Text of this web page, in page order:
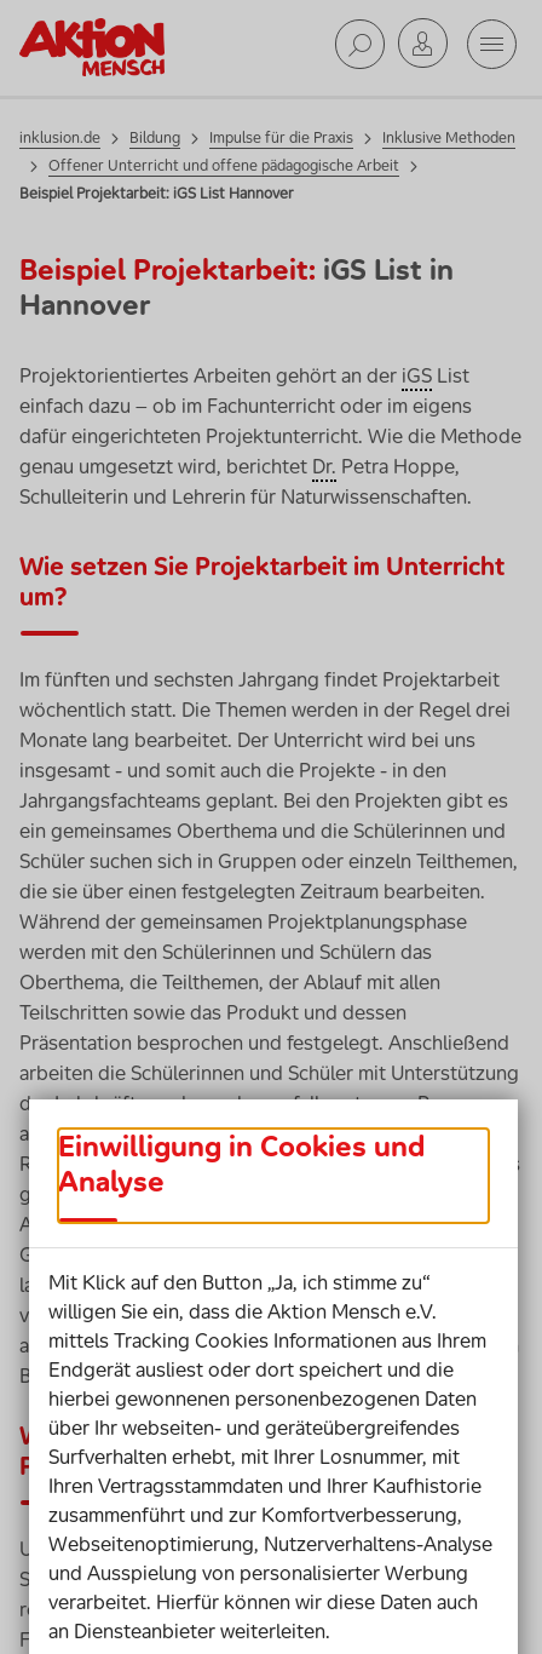
inklusion.de Bildung Impulse für die Praxis
Inklusive Methoden
Offener Unterricht und offene pädagogische Arbeit
Beispiel Projektarbeit: iGS List Hannover
Beispiel Projektarbeit: iGS List in
Hannover
Projektorientiertes Arbeiten gehört an der iGS List
einfach dazu – ob im Fachunterricht oder im eigens
dafür eingerichteten Projektunterricht. Wie die Methode
genau umgesetzt wird, berichtet Dr. Petra Hoppe,
Schulleiterin und Lehrerin für Naturwissenschaften.
Wie setzen Sie Projektarbeit im Unterricht
um?
Im fünften und sechsten Jahrgang findet Projektarbeit
wöchentlich statt. Die Themen werden in der Regel drei
Monate lang bearbeitet. Der Unterricht wird bei uns
insgesamt - und somit auch die Projekte - in den
Jahrgangsfachteamsgeplant. Bei den Projekten gibt es
ein gemeinsames Oberthema und die Schülerinnen und
Schüler suchen sich in Gruppen oder einzeln Teilthemen,
die sie über einen festgelegten Zeitraum bearbeiten.
Während der gemeinsamen Projektplanungsphase
werden mit den Schülerinnen und Schülern das
Oberthema, die Teilthemen, der Ablauf mit allen
Teilschritten sowie das Produkt und dessen
Präsentation besprochen und festgelegt. Anschließend
arbeiten die Schülerinnen und Schüler mit Unterstützung
der Lehrkräfte und gegebenenfalls externen Personen
an ihren jeweiligen Schwerpunkten. Präsentation und
Reflexion schließen die Projektphase ab. Darüber hinaus
gibt es in jedem Fachunterricht projektorientierte
Anteile, vor allem in Naturwissenschaften und
Gesellschaftslehre. Wir arbeiten grundsätzlich eng und
langfristig mit Kooperationspartnern zusammen und
verlassen mit den Jugendlichen häufig die Schule, um an
außerschulischen Lernorten mit einem möglichst großen
Bezug zum realen Leben zu arbeiten.
Welche Erfahrungen haben Sie mit der
Projektarbeit gemacht?
Unsere Erfahrungen sind überwiegend positiv. Die
Schülerinnen und Schüler melden in der Evaluation
regelmäßig zurück, dass ihnen Projektarbeit mehr
Freude bereitet, da sie an selbst gewählten
Einwilligung in Cookies und
Analyse
Mit Klick auf den Button „Ja, ich stimme zu“
willigen Sie ein, dass die Aktion Mensch e.V.
mittels Tracking Cookies Informationen aus Ihrem
Endgerät ausliest oder dort speichert und die
hierbei gewonnenen personenbezogenen Daten
über Ihr webseiten- und geräteübergreifendes
Surfverhalten erhebt, mit Ihrer Losnummer, mit
Ihren Vertragsstammdaten und Ihrer Kaufhistorie
zusammenführt und zur Komfortverbesserung,
Webseitenoptimierung, Nutzerverhaltens-Analyse
und Ausspielung von personalisierter Werbung
verarbeitet. Hierfür können wir diese Daten auch
an Diensteanbieter weiterleiten.